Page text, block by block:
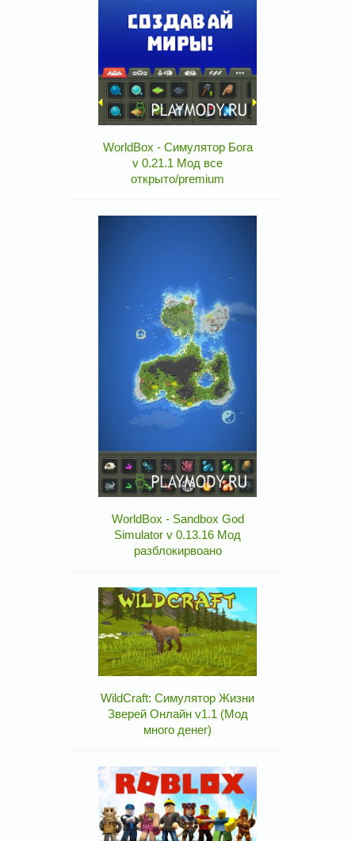
WorldBox - Симулятор Бога
v 0.21.1 Мод все
открыто/premium
WorldBox - Sandbox God
Simulator v 0.13.16 Мод
разблокирвоано
WildCraft: Симулятор Жизни
Зверей Онлайн v1.1 (Мод
много денег)